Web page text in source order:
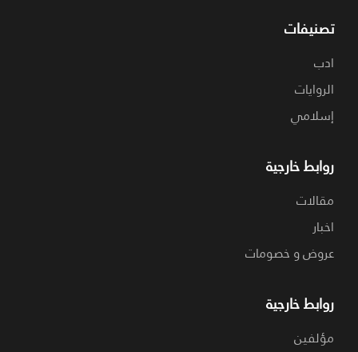
تصنيفات
ادب
الروايات
إسلامي
روابط خارجية
مقالات
اخبار
عروض و خصومات
روابط خارجية
مؤلفين